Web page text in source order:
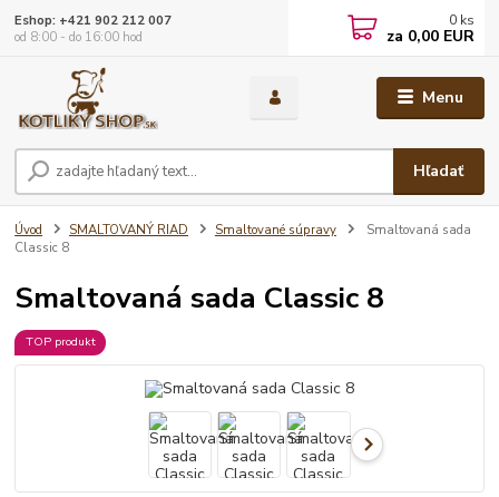
Menu
Hľadať
Eshop: +421 902 212 007
od 8:00 - do 16:00 hod
0 ks
za 0,00 EUR
Úvod SMALTOVANÝ RIAD Smaltované súpravy
Smaltovaná sada
Classic 8
Smaltovaná sada Classic 8
TOP produkt